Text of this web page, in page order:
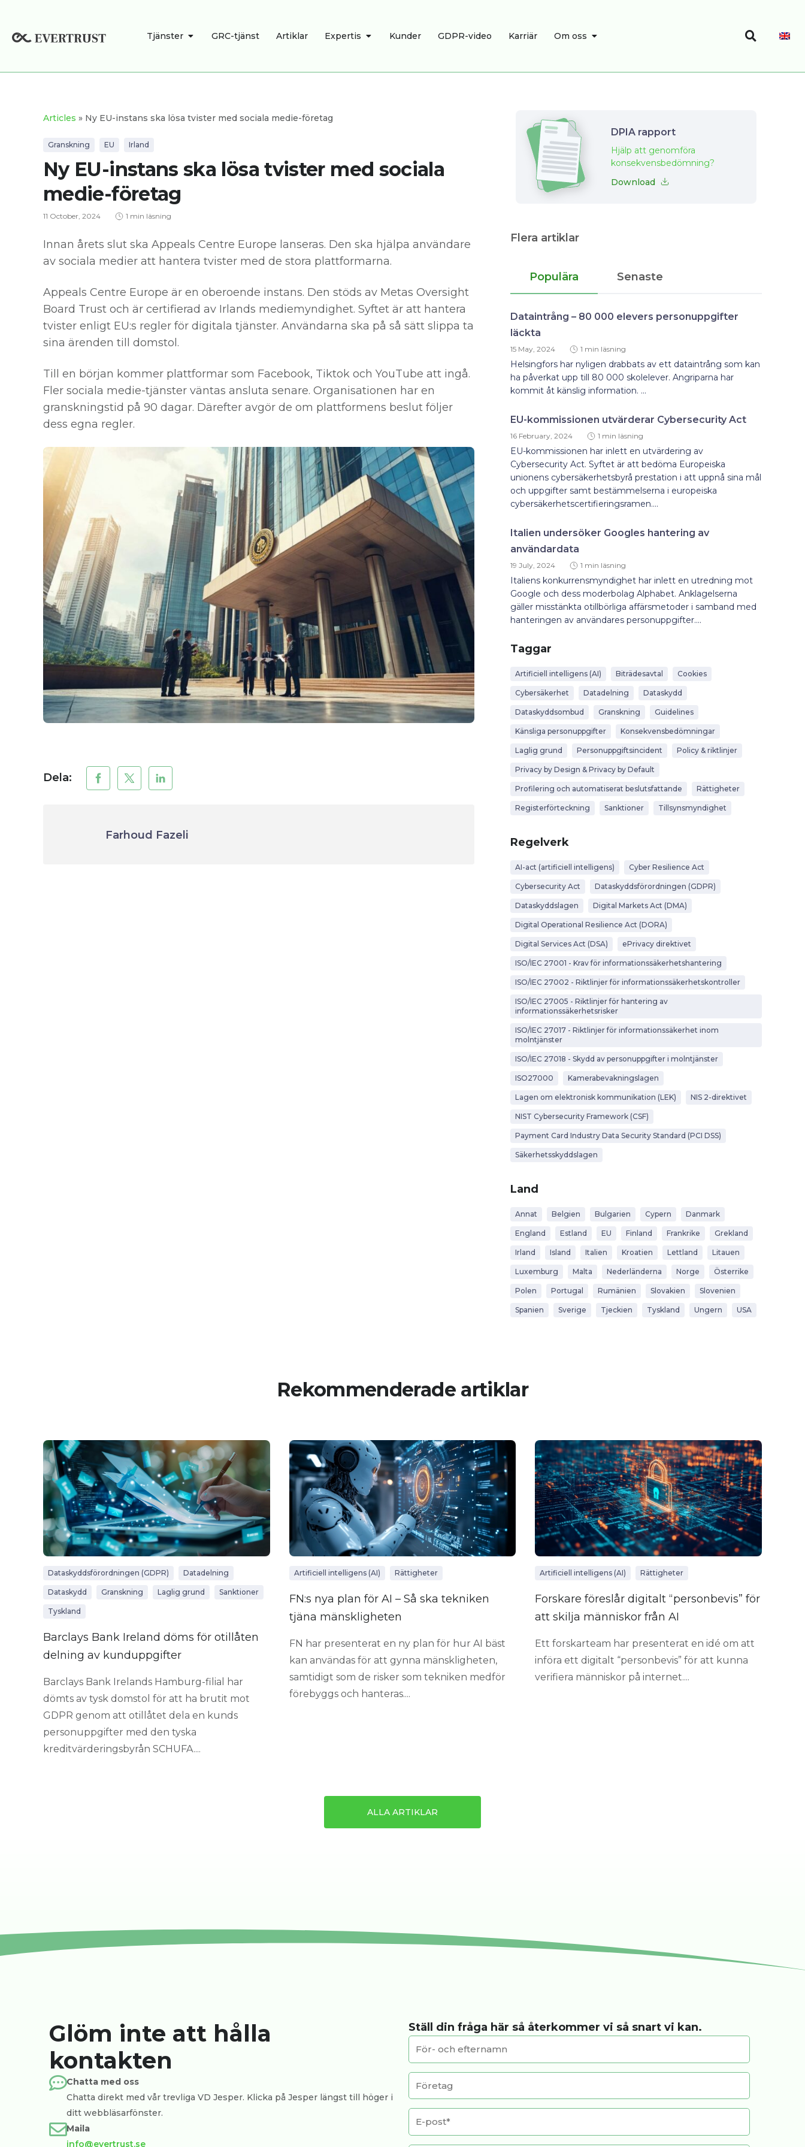
content
Tjänster OPEN TJÄNSTER
GRC-tjänst Artiklar Expertis OPEN EXPERTIS
Kunder GDPR-video Karriär Om oss OPEN OM OSS SearchSEARCH
Articles » Ny EU-instans ska lösa tvister med sociala medie-företag
Granskning EU Irland
Ny EU-instans ska lösa tvister med sociala
medie-företag
11 October, 2024 1 min läsning
Innan årets slut ska Appeals Centre Europe lanseras. Den ska hjälpa användare
av sociala medier att hantera tvister med de stora plattformarna.
Appeals Centre Europe är en oberoende instans. Den stöds av Metas Oversight
Board Trust och är certifierad av Irlands mediemyndighet. Syftet är att hantera
tvister enligt EU:s regler för digitala tjänster. Användarna ska på så sätt slippa ta
sina ärenden till domstol.
Till en början kommer plattformar som Facebook, Tiktok och YouTube att ingå.
Fler sociala medie-tjänster väntas ansluta senare. Organisationen har en
granskningstid på 90 dagar. Därefter avgör de om plattformens beslut följer
dess egna regler.
Dela:
Farhoud Fazeli
DPIA rapport
Hjälp att genomföra
konsekvensbedömning?
Download
Flera artiklar
Populära Senaste
Dataintrång – 80 000 elevers personuppgifter
läckta
15 May, 2024 1 min läsning
Helsingfors har nyligen drabbats av ett dataintrång som kan
ha påverkat upp till 80 000 skolelever. Angriparna har
kommit åt känslig information. ...
EU-kommissionen utvärderar Cybersecurity Act
16 February, 2024 1 min läsning
EU-kommissionen har inlett en utvärdering av
Cybersecurity Act. Syftet är att bedöma Europeiska
unionens cybersäkerhetsbyrå prestation i att uppnå sina mål
och uppgifter samt bestämmelserna i europeiska
cybersäkerhetscertifieringsramen....
Italien undersöker Googles hantering av
användardata
19 July, 2024 1 min läsning
Italiens konkurrensmyndighet har inlett en utredning mot
Google och dess moderbolag Alphabet. Anklagelserna
gäller misstänkta otillbörliga affärsmetoder i samband med
hanteringen av användares personuppgifter....
Taggar
Artificiell intelligens (AI) Biträdesavtal Cookies
Cybersäkerhet Datadelning Dataskydd
Dataskyddsombud Granskning Guidelines
Känsliga personuppgifter Konsekvensbedömningar
Laglig grund Personuppgiftsincident Policy & riktlinjer
Privacy by Design & Privacy by Default
Profilering och automatiserat beslutsfattande Rättigheter
Registerförteckning Sanktioner Tillsynsmyndighet
Regelverk
AI-act (artificiell intelligens) Cyber Resilience Act
Cybersecurity Act Dataskyddsförordningen (GDPR)
Dataskyddslagen Digital Markets Act (DMA)
Digital Operational Resilience Act (DORA)
Digital Services Act (DSA) ePrivacy direktivet
ISO/IEC 27001 - Krav för informationssäkerhetshantering
ISO/IEC 27002 - Riktlinjer för informationssäkerhetskontroller
ISO/IEC 27005 - Riktlinjer för hantering av
informationssäkerhetsrisker
ISO/IEC 27017 - Riktlinjer för informationssäkerhet inom
molntjänster
ISO/IEC 27018 - Skydd av personuppgifter i molntjänster
ISO27000 Kamerabevakningslagen
Lagen om elektronisk kommunikation (LEK) NIS 2-direktivet
NIST Cybersecurity Framework (CSF)
Payment Card Industry Data Security Standard (PCI DSS)
Säkerhetsskyddslagen
Land
Annat Belgien Bulgarien Cypern Danmark
England Estland EU Finland Frankrike Grekland
Irland Island Italien Kroatien Lettland Litauen
Luxemburg Malta Nederländerna Norge Österrike
Polen Portugal Rumänien Slovakien Slovenien
Spanien Sverige Tjeckien Tyskland Ungern USA
Rekommenderade artiklar
Dataskyddsförordningen (GDPR) Datadelning
Dataskydd Granskning Laglig grund Sanktioner
Tyskland
Barclays Bank Ireland döms för otillåten
delning av kunduppgifter
Barclays Bank Irelands Hamburg-filial har
dömts av tysk domstol för att ha brutit mot
GDPR genom att otillåtet dela en kunds
personuppgifter med den tyska
kreditvärderingsbyrån SCHUFA....
Artificiell intelligens (AI) Rättigheter
FN:s nya plan för AI – Så ska tekniken
tjäna mänskligheten
FN har presenterat en ny plan för hur AI bäst
kan användas för att gynna mänskligheten,
samtidigt som de risker som tekniken medför
förebyggs och hanteras....
Artificiell intelligens (AI) Rättigheter
Forskare föreslår digitalt “personbevis” för
att skilja människor från AI
Ett forskarteam har presenterat en idé om att
införa ett digitalt “personbevis” för att kunna
verifiera människor på internet....
ALLA ARTIKLAR
Glöm inte att hålla
kontakten
Chatta med oss
Chatta direkt med vår trevliga VD Jesper. Klicka på Jesper längst till höger i
ditt webbläsarfönster.
Maila
info@evertrust.se
Ställ din fråga här så återkommer vi så snart vi kan.